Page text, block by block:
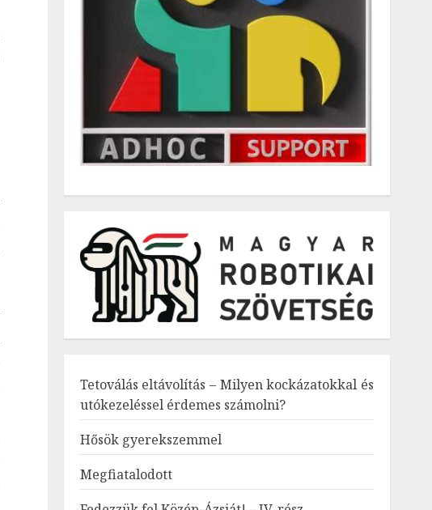
Tetoválás eltávolítás – Milyen kockázatokkal és
utókezeléssel érdemes számolni?
Hősök gyerekszemmel
Megfiatalodott